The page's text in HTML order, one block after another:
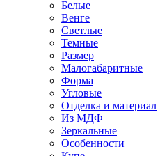
Белые
Венге
Светлые
Темные
Размер
Малогабаритные
Форма
Угловые
Отделка и материал
Из МДФ
Зеркальные
Особенности